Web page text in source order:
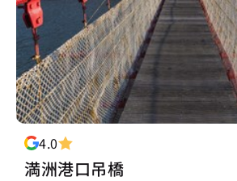
4.0
満洲港口吊橋